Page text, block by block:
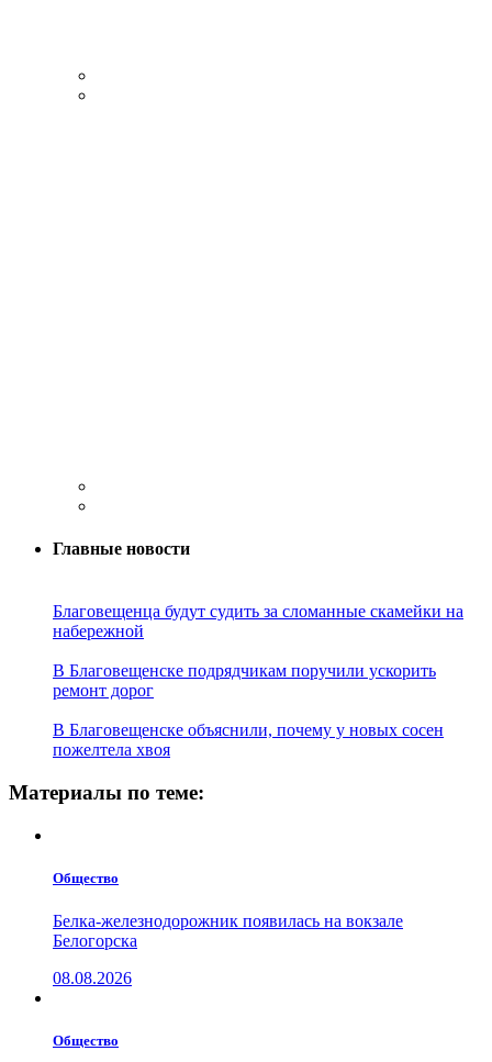
Главные новости
Благовещенца будут судить за сломанные скамейки на
набережной
В Благовещенске подрядчикам поручили ускорить
ремонт дорог
В Благовещенске объяснили, почему у новых сосен
пожелтела хвоя
Материалы по теме:
Общество
Белка-железнодорожник появилась на вокзале
Белогорска
08.08.2026
Общество